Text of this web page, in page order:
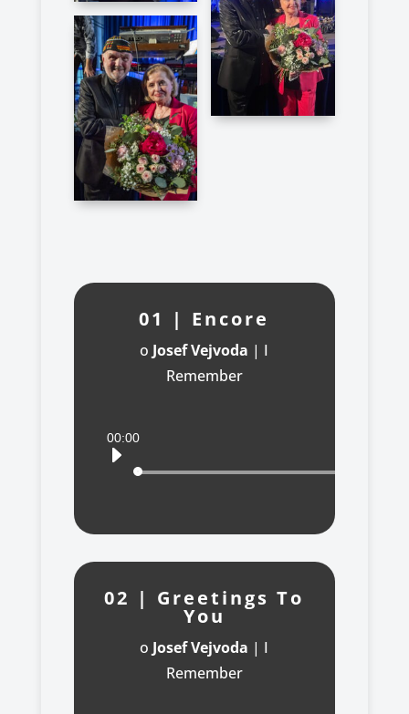
01 | Encore
o Josef Vejvoda | I
Remember
00:00
02 | Greetings To
You
o Josef Vejvoda | I
Remember